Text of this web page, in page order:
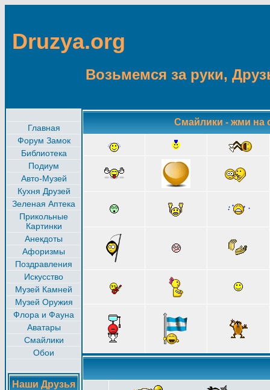
Druzya.org
Возьмемся за руки,
Главная
Форум Замок
Библиотека
Подиум
Авто-Музей
Кухня Друзей
Зеленая Аптека
Прикольные
Картинки
Анекдоты
Афоризмы
Поздравления
Искусство
Музей Камней
Музей Оружия
Флора и Фауна
Аватары
Смайлики
Обои
Наши Друзья
Смайлики - жми на